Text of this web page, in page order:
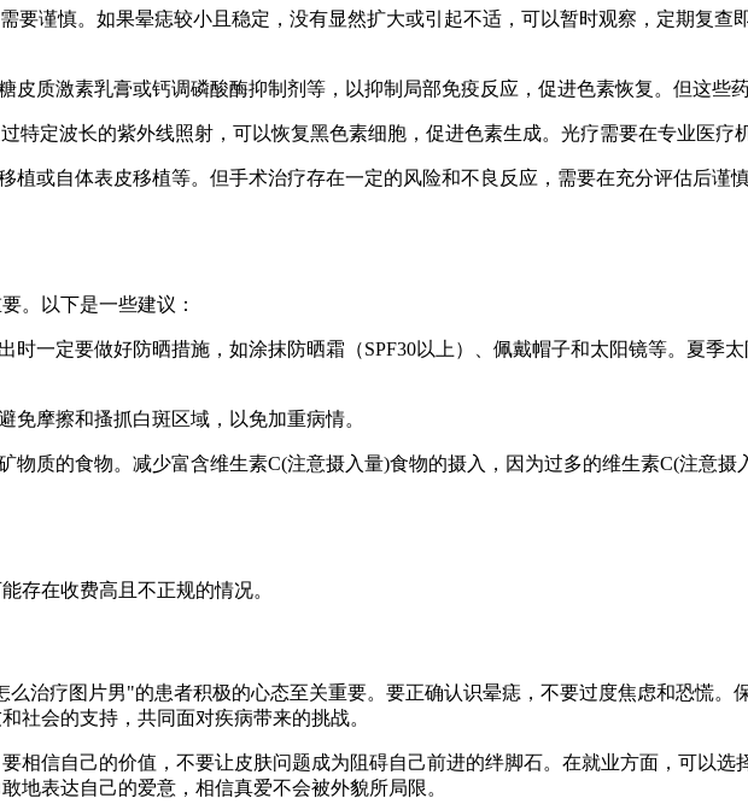
要谨慎。如果晕痣较小且稳定，没有显然扩大或引起不适，可以暂时观察，定期复查
皮质激素乳膏或钙调磷酸酶抑制剂等，以抑制局部免疫反应，促进色素恢复。但这些
特定波长的紫外线照射，可以恢复黑色素细胞，促进色素生成。光疗需要在专业医疗
植或自体表皮移植等。但手术治疗存在一定的风险和不良反应，需要在充分评估后谨
。以下是一些建议：
一定要做好防晒措施，如涂抹防晒霜（SPF30以上）、佩戴帽子和太阳镜等。夏季
免摩擦和搔抓白斑区域，以免加重病情。
物质的食物。减少富含维生素C(注意摄入量)食物的摄入，因为过多的维生素C(注意
存在收费高且不正规的情况。
治疗图片男"的患者积极的心态至关重要。要正确认识晕痣，不要过度焦虑和恐慌。
社会的支持，共同面对疾病带来的挑战。
相信自己的价值，不要让皮肤问题成为阻碍自己前进的绊脚石。在就业方面，可以选
地表达自己的爱意，相信真爱不会被外貌所局限。